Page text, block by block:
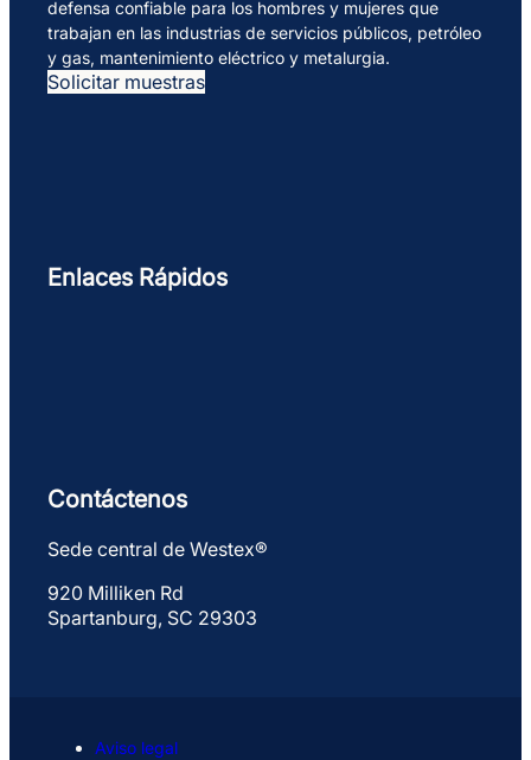
defensa confiable para los hombres y mujeres que
trabajan en las industrias de servicios públicos, petróleo
y gas, mantenimiento eléctrico y metalurgia.
Solicitar muestras
Enlaces Rápidos
Contáctenos
Sede central de Westex®
920 Milliken Rd
Spartanburg, SC 29303
Aviso legal